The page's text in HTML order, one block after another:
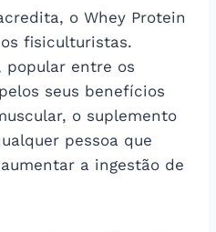
o Whey Protein
fisiculturistas.
popular entre os
seus benefícios
o suplemento
pessoa que
a ingestão de